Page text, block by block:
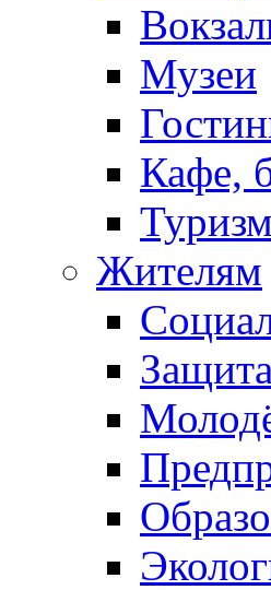
Музеи
Кафе,
Туризм
Жителям